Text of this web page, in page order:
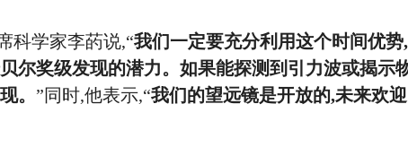
科学家李菂说,“我们一定要充分利用这个时间优势
尔奖级发现的潜力。如果能探测到引力波或揭示
。 ”同时,他表示,“我们的望远镜是开放的,未来欢